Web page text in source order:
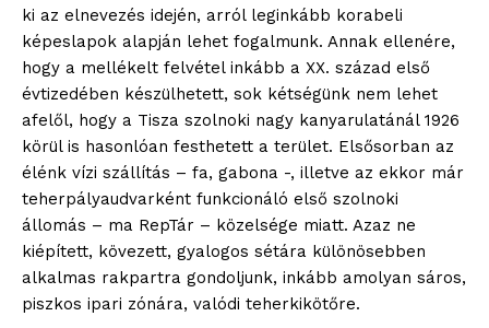
ki az elnevezés idején, arról leginkább korabeli
képeslapok alapján lehet fogalmunk. Annak ellenére,
hogy a mellékelt felvétel inkább a XX. század első
évtizedében készülhetett, sok kétségünk nem lehet
afelől, hogy a Tisza szolnoki nagy kanyarulatánál 1926
körül is hasonlóan festhetett a terület. Elsősorban az
élénk vízi szállítás – fa, gabona -, illetve az ekkor már
teherpályaudvarként funkcionáló első szolnoki
állomás – ma RepTár – közelsége miatt. Azaz ne
kiépített, kövezett, gyalogos sétára különösebben
alkalmas rakpartra gondoljunk, inkább amolyan sáros,
piszkos ipari zónára, valódi teherkikötőre.